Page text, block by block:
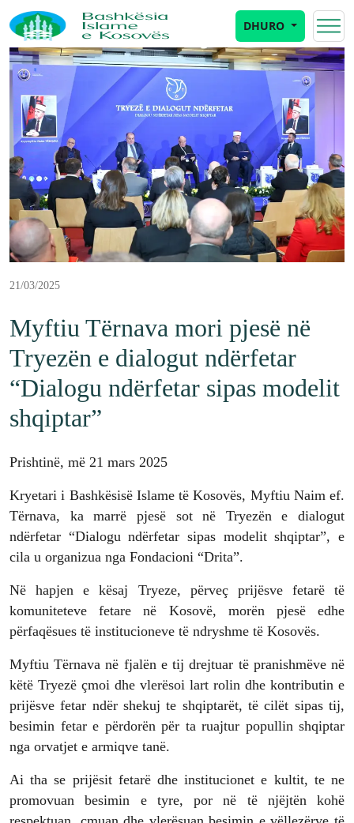
DHURO
21/03/2025
Myftiu Tërnava mori pjesë në
Tryezën e dialogut ndërfetar
“Dialogu ndërfetar sipas modelit
shqiptar”
Prishtinë, më 21 mars 2025
Kryetari i Bashkësisë Islame të Kosovës, Myftiu Naim ef.
Tërnava, ka marrë pjesë sot në Tryezën e dialogut
ndërfetar “Dialogu ndërfetar sipas modelit shqiptar”, e
cila u organizua nga Fondacioni “Drita”.
Në hapjen e kësaj Tryeze, përveç prijësve fetarë të
komuniteteve fetare në Kosovë, morën pjesë edhe
përfaqësues të institucioneve të ndryshme të Kosovës.
Myftiu Tërnava në fjalën e tij drejtuar të pranishmëve në
këtë Tryezë çmoi dhe vlerësoi lart rolin dhe kontributin e
prijësve fetar ndër shekuj te shqiptarët, të cilët sipas tij,
besimin fetar e përdorën për ta ruajtur popullin shqiptar
nga orvatjet e armiqve tanë.
Ai tha se prijësit fetarë dhe institucionet e kultit, te ne
promovuan besimin e tyre, por në të njëjtën kohë